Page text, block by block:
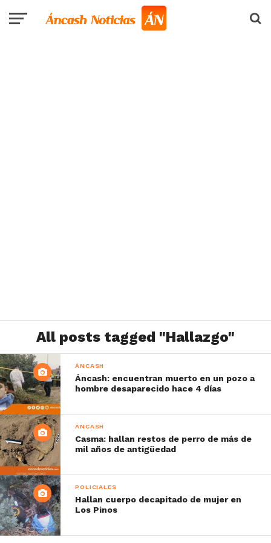
All posts tagged "Hallazgo"
ÁNCASH
Áncash: encuentran muerto en un pozo a
hombre desaparecido hace 4 días
ÁNCASH
Casma: hallan restos de perro de más de
mil años de antigüedad
POLICIALES
Hallan cuerpo decapitado de mujer en
Los Pinos